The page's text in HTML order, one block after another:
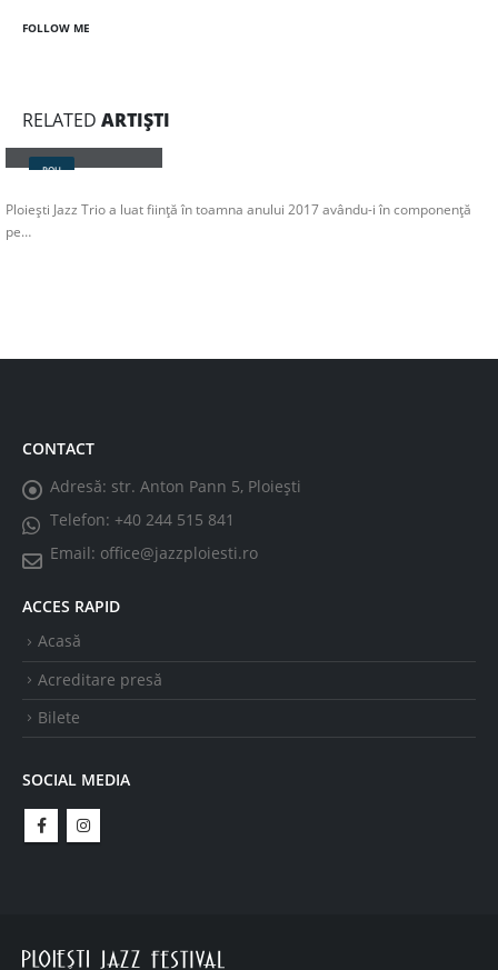
FOLLOW ME
RELATED ARTIȘTI
ROU
Ploiești Jazz Trio a luat ființă în toamna anului 2017 avându-i în componență
pe…
CONTACT
Adresă: str. Anton Pann 5, Ploiești
Telefon: +40 244 515 841
Email: office@jazzploiesti.ro
ACCES RAPID
Acasă
Acreditare presă
Bilete
SOCIAL MEDIA